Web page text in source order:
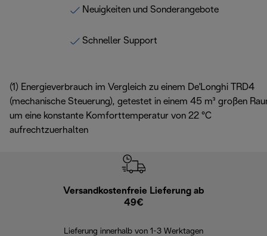
Neuigkeiten und Sonderangebote
Schneller Support
(1) Energieverbrauch im Vergleich zu einem De'Longhi TRD4
(mechanische Steuerung), getestet in einem 45 m³ großen
um eine konstante Komforttemperatur von 22 °C
aufrechtzuerhalten
Versandkostenfreie Lieferung ab
49€
Lieferung innerhalb von 1-3 Werktagen